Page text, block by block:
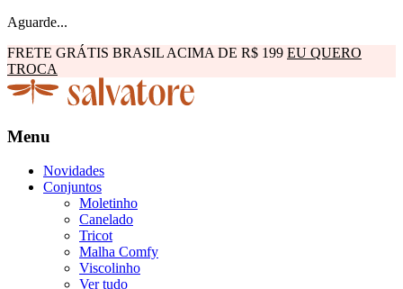
Aguarde...
FRETE GRÁTIS BRASIL ACIMA DE R$ 199 EU QUERO
TROCA
Menu
Novidades
Conjuntos
Moletinho
Canelado
Tricot
Malha Comfy
Viscolinho
Ver tudo